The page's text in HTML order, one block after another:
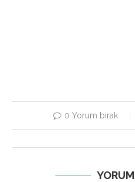
0 Yorum bırak